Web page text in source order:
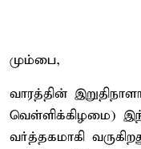
மும்பை,
வாரத்தின்
வெள்ளிக்கிழமை)
வர்த்தகமாகி